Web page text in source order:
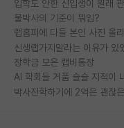
입학도 안한 신입생이 원래
물박사의 기준이 뭐임?
랩홈피에 다들 본인 사진 올
신생랩가지말라는 이유가 있
장학금 모은 랩비통장
AI 학회들 거품 슬슬 지적이